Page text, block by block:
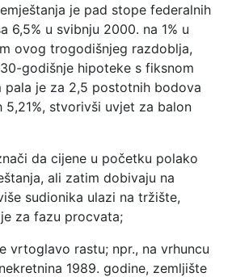
je pad stope federalnih
6,5% u svibnju 2000. na 1% u
ovog trogodišnjeg razdoblja,
godišnje hipoteke s fiksnom
pala je za 2,5 postotnih bodova
5,21%, stvorivši uvjet za balon
da cijene u početku polako
ali zatim dobivaju na
sudionika ulazi na tržište,
za fazu procvata;
rastu; npr., na vrhuncu
1989. godine, zemljište